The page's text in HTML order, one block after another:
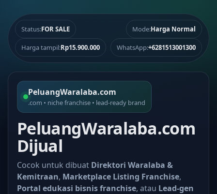
Status:FOR SALE Mode:Harga Normal
Harga tampil:Rp15.900.000 WhatsApp:+6281513001300
PeluangWaralaba.com
.com • niche franchise • lead-ready brand
PeluangWaralaba.com
Dijual
Cocok untuk dibuat Direktori Waralaba &
Kemitraan, Marketplace Listing Franchise,
Portal edukasi bisnis franchise, atau Lead-gen